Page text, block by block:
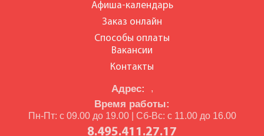
Адрес: ,
Время работы:
Пн-Пт: с 09.00 до 19.00 | Сб-Вс: с 11.00 до 16.00
8.495.411.27.17
Афиша-календарь
Заказ онлайн
Способы оплаты
Вакансии
Контакты